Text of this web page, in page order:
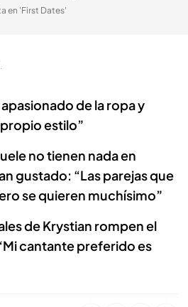
en 'First Dates'
de la ropa y
estilo”
no tienen nada en
gustado: “Las parejas que
se quieren muchísimo”
de Krystian rompen el
cantante preferido es